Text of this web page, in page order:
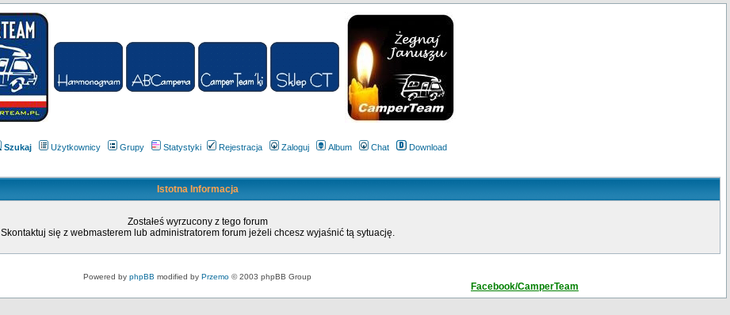
Szukaj Użytkownicy Grupy Statystyki Rejestracja Zaloguj Album Chat Download
Istotna Informacja
Zostałeś wyrzucony z tego forum
Skontaktuj się z webmasterem lub administratorem forum jeżeli chcesz wyjaśnić tą sytuację.
Powered by phpBB modified by Przemo © 2003 phpBB Group
Facebook/CamperTeam